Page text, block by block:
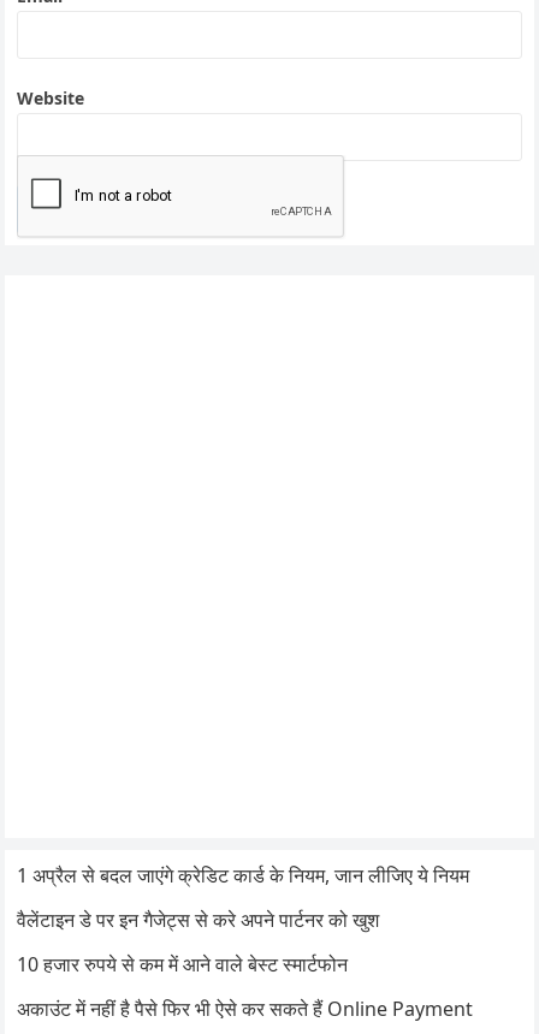
Website
1 अप्रैल से बदल जाएंगे क्रेडिट कार्ड के नियम, जान लीजिए ये नियम
वैलेंटाइन डे पर इन गैजेट्स से करे अपने पार्टनर को खुश
10 हजार रुपये से कम में आने वाले बेस्ट स्मार्टफोन
अकाउंट में नहीं है पैसे फिर भी ऐसे कर सकते हैं Online Payment